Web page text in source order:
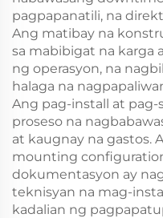
pagpapanatili, na
Ang matibay na
sa mabibigat na karga
ng operasyon, na
halaga na
Ang pag-install at
proseso na
at kaugnay na gastos.
mounting
dokumentasyon ay
teknisyan na mag-
kadalian ng